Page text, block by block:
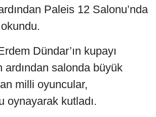
Paleis 12 Salonu’nda
Dündar’ın kupayı
ardından salonda büyük
milli oyuncular,
oynayarak kutladı.